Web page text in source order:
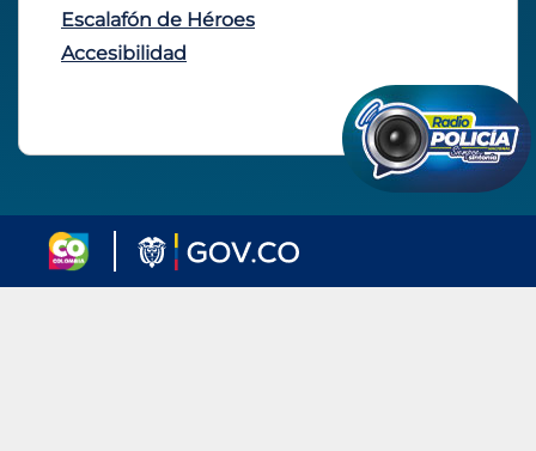
Escalafón de Héroes
Accesibilidad